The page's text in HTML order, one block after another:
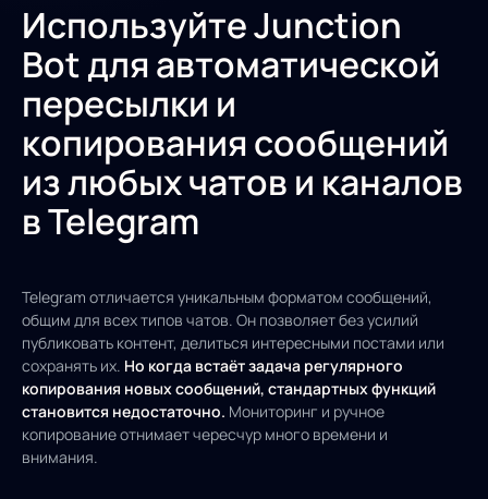
Используйте Junction
Bot для автоматической
пересылки и
копирования сообщений
из любых чатов и каналов
в Telegram
Telegram отличается уникальным форматом сообщений,
общим для всех типов чатов. Он позволяет без усилий
публиковать контент, делиться интересными постами или
сохранять их. Но когда встаёт задача регулярного
копирования новых сообщений, стандартных функций
становится недостаточно. Мониторинг и ручное
копирование отнимает чересчур много времени и
внимания.